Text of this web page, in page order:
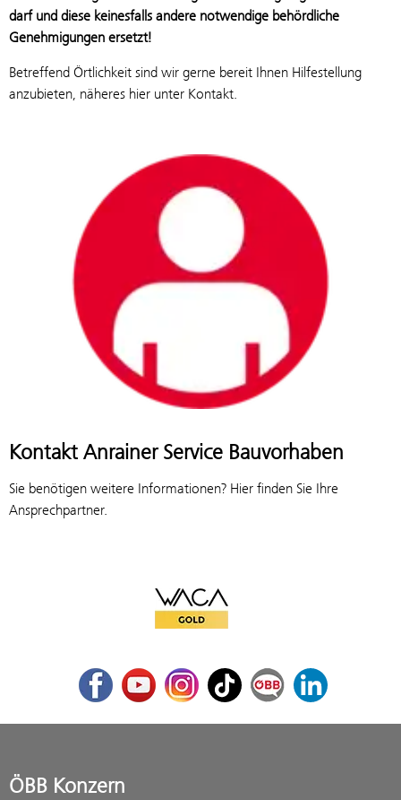
darf und diese keinesfalls andere notwendige behördliche
Genehmigungen ersetzt!
Betreffend Örtlichkeit sind wir gerne bereit Ihnen Hilfestellung
anzubieten, näheres hier unter Kontakt.
Kontakt Anrainer Service Bauvorhaben
Sie benötigen weitere Informationen? Hier finden Sie Ihre
Ansprechpartner.
WACA Gold
FacebookYoutubeInstagram
TikTok ÖBB Corporate Blog
LinkedIn
ÖBB Konzern